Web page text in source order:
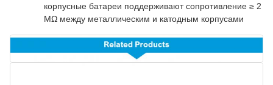
корпусные батареи поддерживают сопротивление ≥ 2
МΩ между металлическим и катодным корпусами